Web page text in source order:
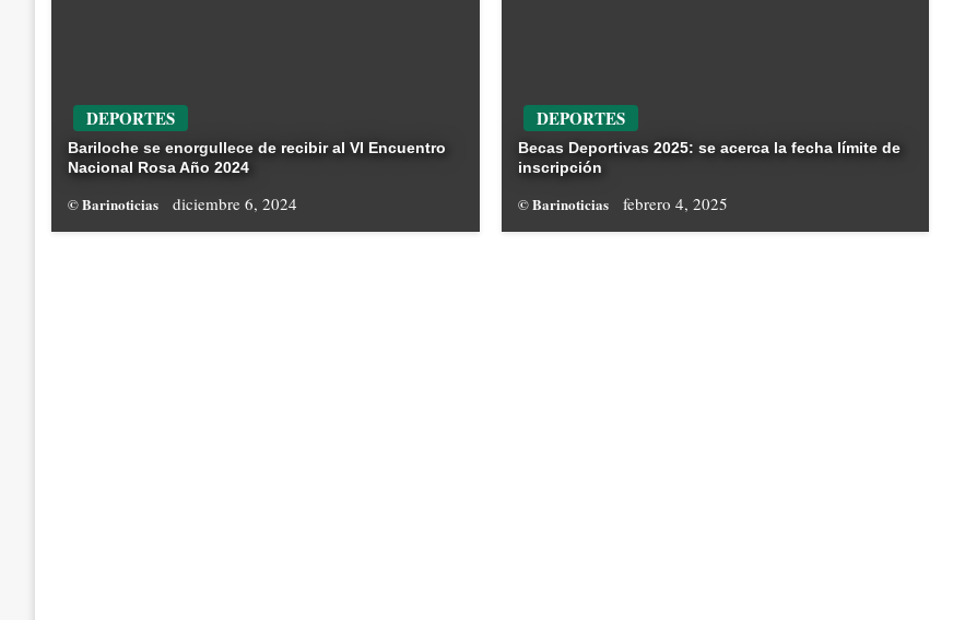
DEPORTES
Bariloche se enorgullece de recibir al VI Encuentro
Nacional Rosa Año 2024
© Barinoticias diciembre 6, 2024
DEPORTES
Becas Deportivas 2025: se acerca la fecha límite de
inscripción
© Barinoticias febrero 4, 2025